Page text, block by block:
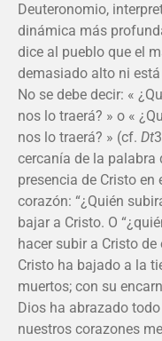
Deuteronomio,
dinámica más
dice al pueblo que el
demasiado alto ni
No se debe decir: «
nos lo traerá? » o «
nos lo traerá? » (cf. Dt
cercanía de la palabra
presencia de Cristo
corazón: “¿Quién
bajar a Cristo. O
hacer subir a Cristo
Cristo ha bajado a la
muertos; con su
Dios ha abrazado
nuestros corazones